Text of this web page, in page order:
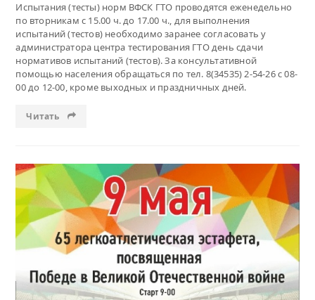
Испытания (тесты) норм ВФСК ГТО проводятся еженедельно
по вторникам с 15.00 ч. до 17.00 ч., для выполнения
испытаний (тестов) необходимо заранее согласовать у
администратора центра тестирования ГТО день сдачи
нормативов испытаний (тестов). За консультативной
помощью населения обращаться по тел. 8(34535) 2-54-26 с 08-
00 до 12-00, кроме выходных и праздничных дней.
Читать
Читать